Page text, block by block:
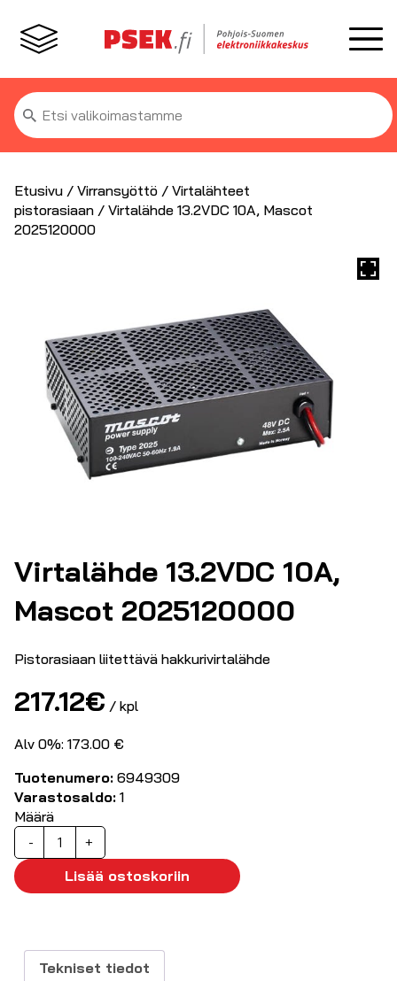
Etsi:
Etusivu / Virransyöttö / Virtalähteet
pistorasiaan / Virtalähde 13.2VDC 10A, Mascot
2025120000
Virtalähde 13.2VDC 10A,
Mascot 2025120000
Pistorasiaan liitettävä hakkurivirtalähde
217.12€ / kpl
Alv 0%: 173.00 €
Tuotenumero: 6949309
Varastosaldo: 1
Määrä
-
Virtalähde
13.2VDC
10A,
Mascot
+
Lisää ostoskoriin
Tekniset tiedot